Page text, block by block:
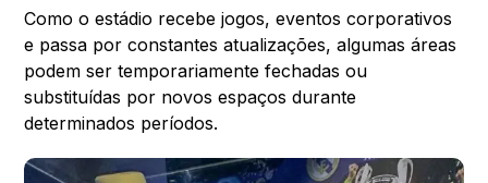
Como o estádio recebe jogos, eventos corporativos
e passa por constantes atualizações, algumas áreas
podem ser temporariamente fechadas ou
substituídas por novos espaços durante
determinados períodos.